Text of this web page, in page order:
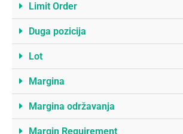
Limit Order
Duga pozicija
Lot
Margina
Margina održavanja
Margin Requirement